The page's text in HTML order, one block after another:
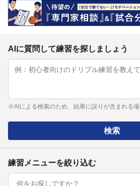
AIに質問して練習を探しましょう
※AIによる検索のため、結果に誤りが含まれる場
検索
練習メニューを絞り込む